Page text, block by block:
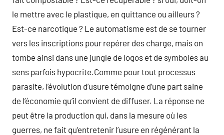
le mettre avec le plastique, en quittance ou ailleurs ?
Est-ce narcotique ? Le automatisme est de se tourner
vers les inscriptions pour repérer des charge, mais on
tombe ainsi dans une jungle de logos et de symboles au
sens parfois hypocrite.Comme pour tout processus
parasite, l’évolution d’usure témoigne d’une part saine
de l’économie qu’il convient de diffuser. La réponse ne
peut être la production qui, dans la mesure où les
guerres, ne fait qu’entretenir l’usure en régénérant la